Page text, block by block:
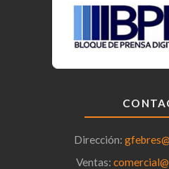
Dirección:
Ventas: